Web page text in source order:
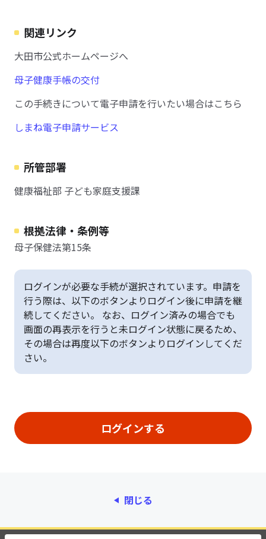
関連リンク
大田市公式ホームページへ
母子健康手帳の交付
この手続きについて電子申請を行いたい場合はこちら
しまね電子申請サービス
所管部署
健康福祉部 子ども家庭支援課
根拠法律・条例等
母子保健法第15条
ログインが必要な手続が選択されています。申請を
行う際は、以下のボタンよりログイン後に申請を継
続してください。 なお、ログイン済みの場合でも
画面の再表示を行うと未ログイン状態に戻るため、
その場合は再度以下のボタンよりログインしてくだ
さい。
閉じる